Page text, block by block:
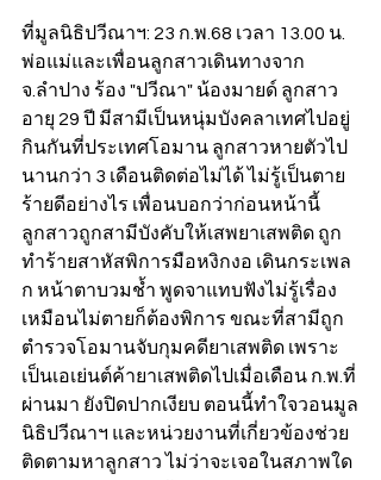
ที่มูลนิธิปวีณาฯ: 23 ก.พ.68 เวลา 13.00 น.
พ่อแม่และเพื่อนลูกสาวเดินทางจาก
จ.ลำปาง ร้อง "ปวีณา" น้องมายด์ ลูกสาว
อายุ 29 ปี มีสามีเป็นหนุ่มบังคลาเทศไปอยู่
กินกันที่ประเทศโอมาน ลูกสาวหายตัวไป
นานกว่า 3 เดือนติดต่อไม่ได้ ไม่รู้เป็นตาย
ร้ายดีอย่างไร เพื่อนบอกว่าก่อนหน้านี้
ลูกสาวถูกสามีบังคับให้เสพยาเสพติด ถูก
ทำร้ายสาหัสพิการมือหงิกงอ เดินกระเพล
ก หน้าตาบวมช้ำ พูดจาแทบฟังไม่รู้เรื่อง
เหมือนไม่ตายก็ต้องพิการ ขณะที่สามีถูก
ตำรวจโอมานจับกุมคดียาเสพติด เพราะ
เป็นเอเย่นต์ค้ายาเสพติดไปเมื่อเดือน ก.พ.ที่
ผ่านมา ยังปิดปากเงียบ ตอนนี้ทำใจวอนมูล
นิธิปวีณาฯ และหน่วยงานที่เกี่ยวข้องช่วย
ติดตามหาลูกสาว ไม่ว่าจะเจอในสภาพใด